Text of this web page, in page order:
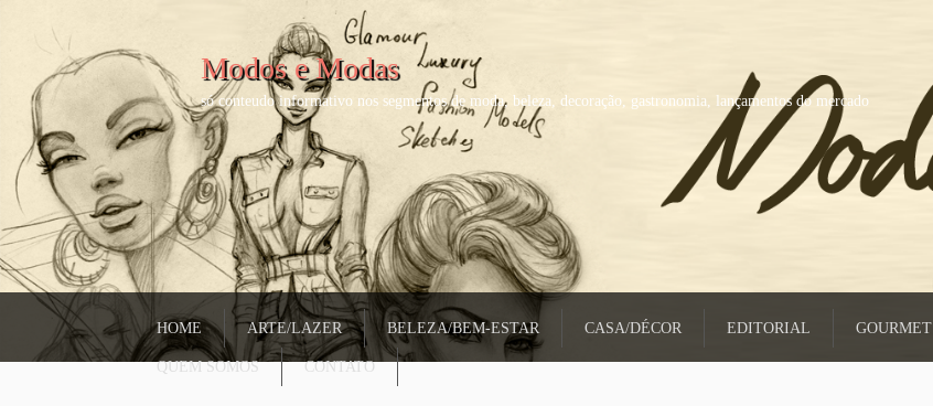
Modos e Modas
só conteudo informativo nos segmentos de moda, beleza, decoração, gastronomia, lançamentos do mercado
HOME ARTE/LAZER BELEZA/BEM-ESTAR CASA/DÉCOR EDITORIAL GOURMET
QUEM SOMOS CONTATO